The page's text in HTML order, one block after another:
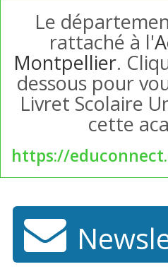
Le
rattaché à l'
Montpellier.
dessous pour
Livret Scolaire
cette
https://